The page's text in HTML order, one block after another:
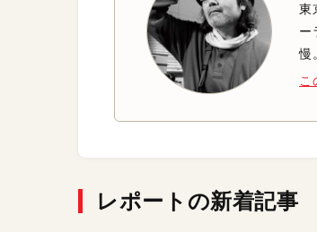
東
ー
慢
こ
レポートの新着記事